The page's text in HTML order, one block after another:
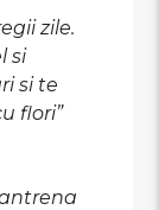
zile.
si
si te
flori”